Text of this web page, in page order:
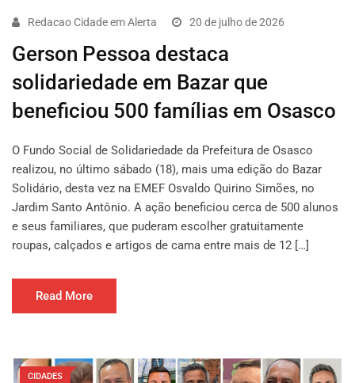
Redacao Cidade em Alerta 20 de julho de 2026
Gerson Pessoa destaca
solidariedade em Bazar que
beneficiou 500 famílias em Osasco
O Fundo Social de Solidariedade da Prefeitura de Osasco
realizou, no último sábado (18), mais uma edição do Bazar
Solidário, desta vez na EMEF Osvaldo Quirino Simões, no
Jardim Santo Antônio. A ação beneficiou cerca de 500 alunos
e seus familiares, que puderam escolher gratuitamente
roupas, calçados e artigos de cama entre mais de 12 […]
Read More
CIDADES